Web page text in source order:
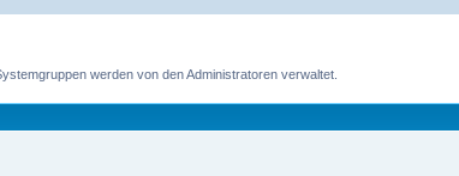
werden von den Administratoren verwaltet.